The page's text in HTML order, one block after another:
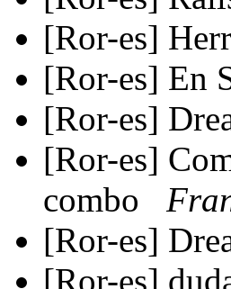
[Ror-es]
[Ror-es] En
[Ror-es]
[Ror-es]
combo
[Ror-es]
[Ror-es]